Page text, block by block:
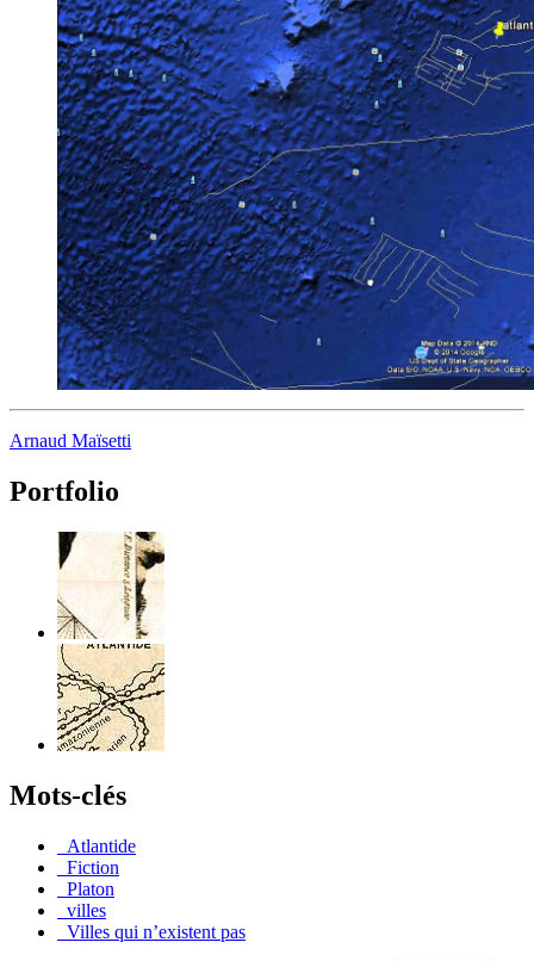
Arnaud Maïsetti
Portfolio
Mots-clés
_Atlantide
_Fiction
_Platon
_villes
_Villes qui n’existent pas